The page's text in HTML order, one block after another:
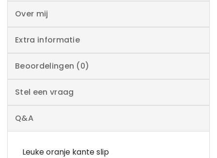
Over mij
Extra informatie
Beoordelingen (0)
Stel een vraag
Q&A
Leuke oranje kante slip